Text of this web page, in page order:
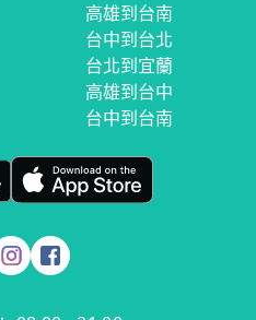
高雄到台南
台中到台北
台北到宜蘭
高雄到台中
台中到台南